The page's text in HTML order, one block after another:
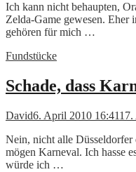
Ich kann nicht behaupten,
Zelda-Game gewesen. Eher
gehören für mich …
Fundstücke
Schade, dass
David6. April 2010 16:4117.
Nein, nicht alle Düsseldorfer
mögen Karneval. Ich hasse
würde ich …